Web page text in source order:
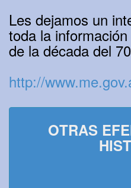
Les dejamos un
toda la
de la década del
http://
OTRAS